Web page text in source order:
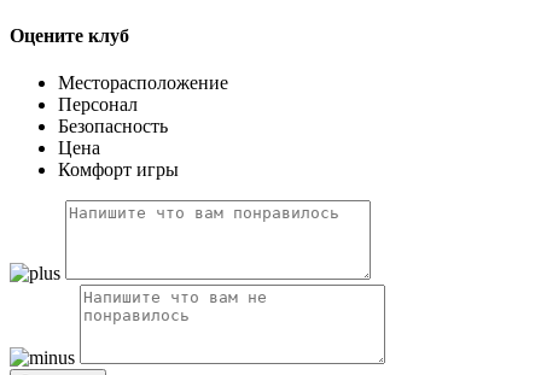
Оцените клуб
Месторасположение
Персонал
Безопасность
Цена
Комфорт игры